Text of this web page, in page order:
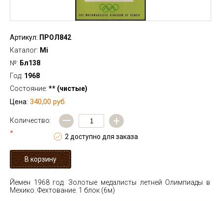
Артикул: ПРОЛ842
Каталог: Mi
№: Бл138
Год: 1968
Состояние: ** (чистые)
Цена: 340,00 руб.
Количество:
*
— +
2 доступно для заказа
Йемен 1968 год. Золотые медалисты летней Олимпиады в
Мехико. Фехтование. 1 блок (6м)